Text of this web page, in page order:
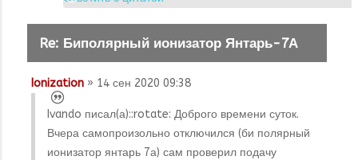
Re: Биполярный ионизатор Янтарь-7А
Ionization » 14 сен 2020 09:38
Ivando писал(а)::rotate: Доброго времени суток.
Вчера самопроизольно отключился (би полярный
ионизатор янтарь 7а) сам проверил подачу